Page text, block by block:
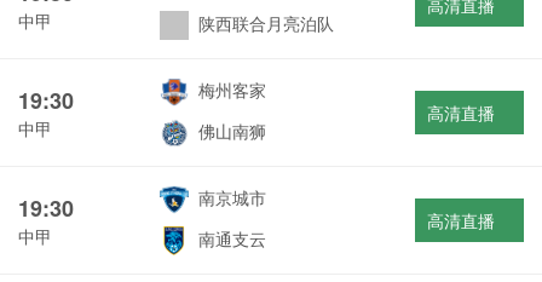
中甲
陕西联合月亮泊队
高清直播
19:30
中甲
梅州客家
佛山南狮
高清直播
19:30
中甲
南京城市
南通支云
高清直播